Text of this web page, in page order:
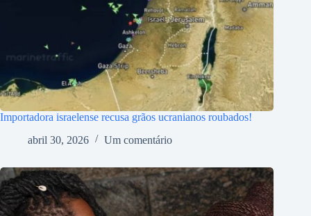
Importadora israelense recusa grãos ucranianos roubados!
abril 30, 2026
Um comentário